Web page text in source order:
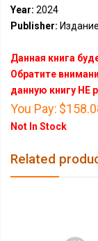
Year: 2024
Publisher:
Данная книга
Обратите
данную книгу НЕ
You Pay:
Not In Stock
Related